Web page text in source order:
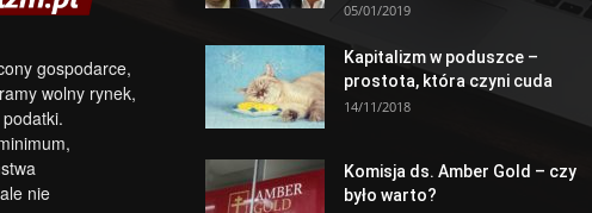
gospodarce,
wolny rynek,
nie
05/01/2019
Kapitalizm w poduszce –
prostota, która czyni cuda
14/11/2018
Komisja ds. Amber Gold – czy
było warto?